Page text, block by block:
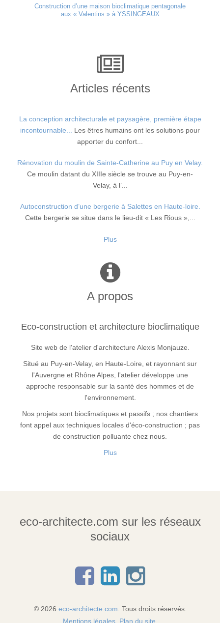
Construction d’une maison bioclimatique pentagonale
aux « Valentins » à YSSINGEAUX
Articles récents
La conception architecturale et paysagère, première étape
incontournable...
Les êtres humains ont les solutions pour
apporter du confort...
Rénovation du moulin de Sainte-Catherine au Puy en Velay.
Ce moulin datant du XIIIe siècle se trouve au Puy-en-
Velay, à l’...
Autoconstruction d’une bergerie à Salettes en Haute-loire.
Cette bergerie se situe dans le lieu-dit « Les Rious »,...
Plus
A propos
Eco-construction et architecture bioclimatique
Site web de l'atelier d'architecture Alexis Monjauze.
Situé au Puy-en-Velay, en Haute-Loire, et rayonnant sur
l'Auvergne et Rhône Alpes, l'atelier développe une
approche responsable sur la santé des hommes et de
l'environnement.
Nos projets sont bioclimatiques et passifs ; nos chantiers
font appel aux techniques locales d'éco-construction ; pas
de construction polluante chez nous.
Plus
eco-architecte.com sur les réseaux
sociaux
© 2026 eco-architecte.com . Tous droits réservés.
Mentions légales. Plan du site